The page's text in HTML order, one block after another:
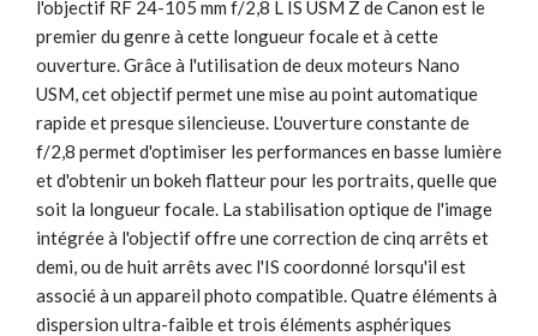
l'objectif RF 24-105 mm f/2,8 L IS USM Z de Canon est le
premier du genre à cette longueur focale et à cette
ouverture. Grâce à l'utilisation de deux moteurs Nano
USM, cet objectif permet une mise au point automatique
rapide et presque silencieuse. L'ouverture constante de
f/2,8 permet d'optimiser les performances en basse lumière
et d'obtenir un bokeh flatteur pour les portraits, quelle que
soit la longueur focale. La stabilisation optique de l'image
intégrée à l'objectif offre une correction de cinq arrêts et
demi, ou de huit arrêts avec l'IS coordonné lorsqu'il est
associé à un appareil photo compatible. Quatre éléments à
dispersion ultra-faible et trois éléments asphériques